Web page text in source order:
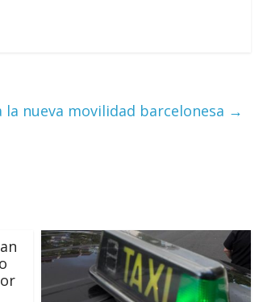
nueva movilidad barcelonesa →